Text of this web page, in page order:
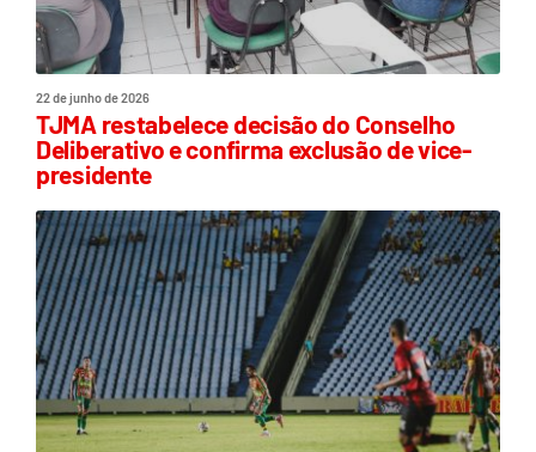
22 de junho de 2026
TJMA restabelece decisão do Conselho
Deliberativo e confirma exclusão de vice-
presidente